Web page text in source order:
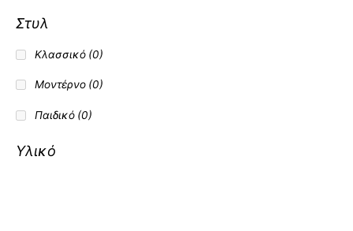
Στυλ
Κλασσικό (0)
Μοντέρνο (0)
Παιδικό (0)
Υλικό